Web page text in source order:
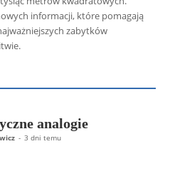
informacji, które pomagają
zabytków
Borowik
Antoni Radczenko
Artur Płokszto
Grzegorz Górny
Wąsowicz SDB
analogie
- 3 dni temu